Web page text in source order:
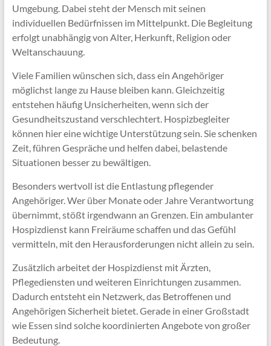
Umgebung. Dabei steht der Mensch mit seinen
individuellen Bedürfnissen im Mittelpunkt. Die Begleitung
erfolgt unabhängig von Alter, Herkunft, Religion oder
Weltanschauung.
Viele Familien wünschen sich, dass ein Angehöriger
möglichst lange zu Hause bleiben kann. Gleichzeitig
entstehen häufig Unsicherheiten, wenn sich der
Gesundheitszustand verschlechtert. Hospizbegleiter
können hier eine wichtige Unterstützung sein. Sie schenken
Zeit, führen Gespräche und helfen dabei, belastende
Situationen besser zu bewältigen.
Besonders wertvoll ist die Entlastung pflegender
Angehöriger. Wer über Monate oder Jahre Verantwortung
übernimmt, stößt irgendwann an Grenzen. Ein ambulanter
Hospizdienst kann Freiräume schaffen und das Gefühl
vermitteln, mit den Herausforderungen nicht allein zu sein.
Zusätzlich arbeitet der Hospizdienst mit Ärzten,
Pflegediensten und weiteren Einrichtungen zusammen.
Dadurch entsteht ein Netzwerk, das Betroffenen und
Angehörigen Sicherheit bietet. Gerade in einer Großstadt
wie Essen sind solche koordinierten Angebote von großer
Bedeutung.